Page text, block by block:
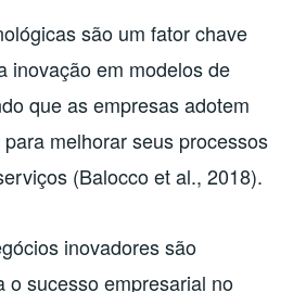
são um fator chave
inovação em modelos de
que as empresas adotem
melhorar seus processos
(Balocco et al., 2018).
inovadores são
o sucesso empresarial no